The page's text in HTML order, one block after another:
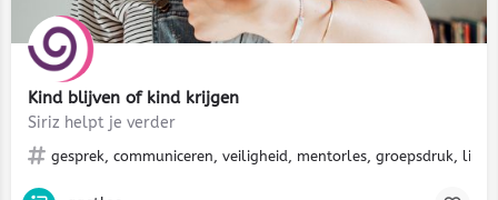
Kind blijven of kind krijgen
Siriz helpt je verder
gesprek, communiceren, veiligheid, mentorles, groepsdruk,